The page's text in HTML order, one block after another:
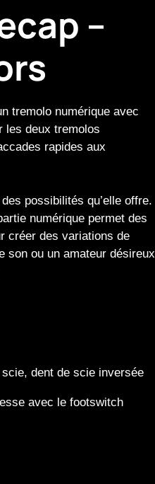
–
tremolo numérique avec
les deux tremolos
rapides aux
possibilités qu’elle offre.
numérique permet des
créer des variations de
son ou un amateur désireux
dent de scie inversée
avec le footswitch